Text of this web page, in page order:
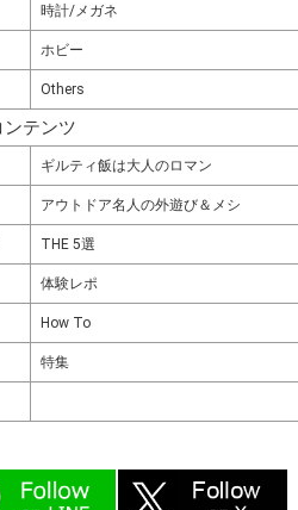
時計/メガネ
ホビー
Others
ンテンツ
ギルティ飯は大人のロマン
アウトドア名人の外遊び＆メシ
THE 5選
体験レポ
How To
特集